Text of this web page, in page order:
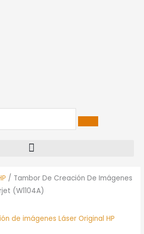
/ Tambor De Creación De Imágenes
(W1104A)